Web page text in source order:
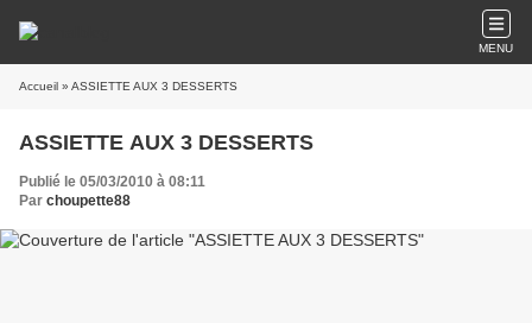
MENU
Accueil » ASSIETTE AUX 3 DESSERTS
ASSIETTE AUX 3 DESSERTS
Publié le 05/03/2010 à 08:11
Par choupette88